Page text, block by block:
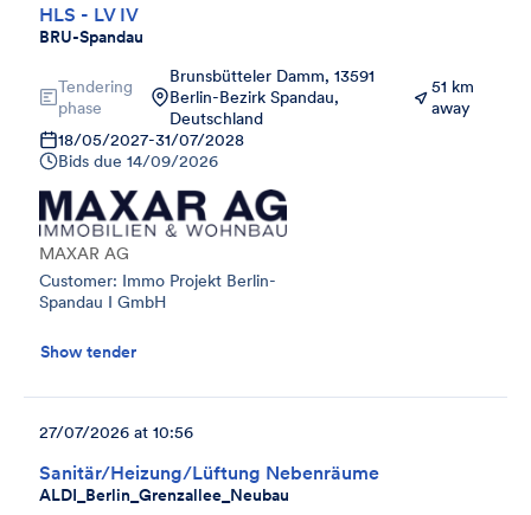
HLS - LV IV
BRU-Spandau
Tendering
phase
Brunsbütteler Damm, 13591
Berlin-Bezirk Spandau,
Deutschland
51 km
away
18/05/2027-31/07/2028
Bids due 14/09/2026
MAXAR AG
Customer: Immo Projekt Berlin-
Spandau I GmbH
Show tender
Sanitär/Heizung/Lüftung Nebenräume
ALDI_Berlin_Grenzallee_Neubau
27/07/2026 at 10:56